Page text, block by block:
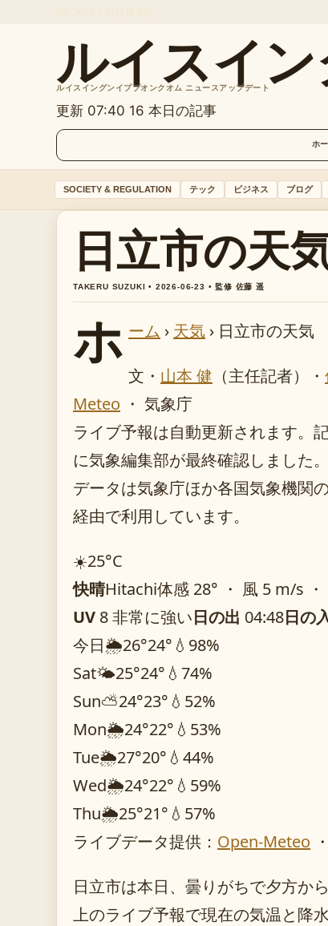
ルイスイ
ルイスイングンイププオンクオム ニュースアップデート
更新 07:40 16 本日の記事
ホ
SOCIETY & REGULATION テック ビジネス ブログ
日立市の天
TAKERU SUZUKI • 2026-06-23 • 監修 佐藤 遥
ホ ーム › 天気 › 日立市の天気
文・ 山本 健 （主任記者） ・
Meteo ・ 気象庁
ライブ予報は自動更新されます。
に気象編集部が最終確認しました。
データは気象庁ほか各国気象機関
経由で利用しています。
☀️25°C
快晴Hitachi体感 28° ・ 風 5 m/s
UV 8 非常に強い日の出 04:48日の
今日🌦️26°24° 💧98%
Sat🌤️25°24° 💧74%
Sun⛅24°23° 💧52%
Mon🌦️24°22° 💧53%
Tue🌦️27°20° 💧44%
Wed🌦️24°22° 💧59%
Thu🌦️25°21° 💧57%
ライブデータ提供： Open-Meteo
日立市は本日、曇りがちで夕方か
上のライブ予報で現在の気温と降